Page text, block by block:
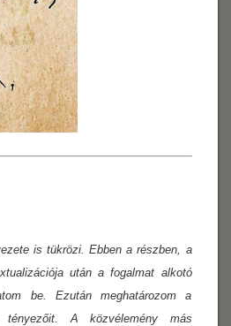
is tükrözi. Ebben a részben, a
után a fogalmat alkotó
be. Ezután meghatározom a
tényezőit. A közvélemény más